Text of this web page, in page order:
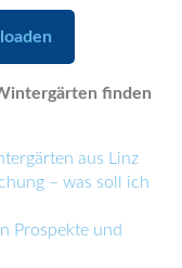
finden
aus Linz
– was soll ich
Prospekte und